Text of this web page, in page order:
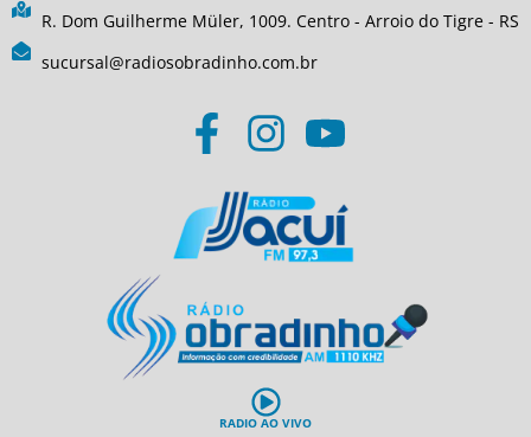
R. Dom Guilherme Müler, 1009. Centro - Arroio do Tigre - RS
sucursal@radiosobradinho.com.br
RADIO AO VIVO